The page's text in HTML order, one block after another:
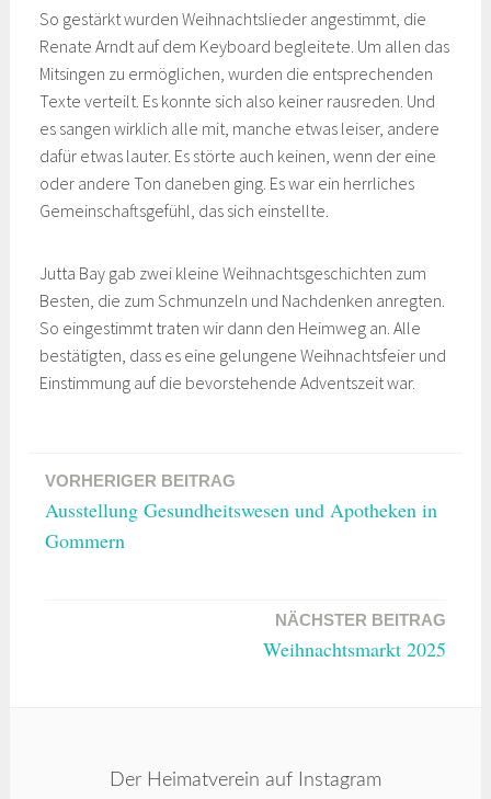
So gestärkt wurden Weihnachtslieder angestimmt, die
Renate Arndt auf dem Keyboard begleitete. Um allen das
Mitsingen zu ermöglichen, wurden die entsprechenden
Texte verteilt. Es konnte sich also keiner rausreden. Und
es sangen wirklich alle mit, manche etwas leiser, andere
dafür etwas lauter. Es störte auch keinen, wenn der eine
oder andere Ton daneben ging. Es war ein herrliches
Gemeinschaftsgefühl, das sich einstellte.
Jutta Bay gab zwei kleine Weihnachtsgeschichten zum
Besten, die zum Schmunzeln und Nachdenken anregten.
So eingestimmt traten wir dann den Heimweg an. Alle
bestätigten, dass es eine gelungene Weihnachtsfeier und
Einstimmung auf die bevorstehende Adventszeit war.
Beitragsnavigation
VORHERIGER BEITRAG
Ausstellung Gesundheitswesen und Apotheken in
Gommern
NÄCHSTER BEITRAG
Weihnachtsmarkt 2025
Der Heimatverein auf Instagram